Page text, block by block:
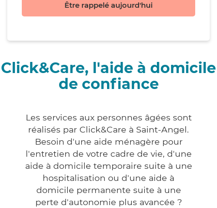
Être rappelé aujourd'hui
Click&Care, l'aide à domicile
de confiance
Les services aux personnes âgées sont
réalisés par Click&Care à Saint-Angel.
Besoin d'une aide ménagère pour
l'entretien de votre cadre de vie, d'une
aide à domicile temporaire suite à une
hospitalisation ou d'une aide à
domicile permanente suite à une
perte d'autonomie plus avancée ?